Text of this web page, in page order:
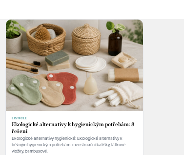
LISTICLE
Ekologické alternativy k hygienickým potřebám: 8
řešení
Ekologické alternativy hygienické: Ekologické alternativy k
běžným hygienickým potřebám: menstruační kalíšky, látkové
vložky, bambusové.